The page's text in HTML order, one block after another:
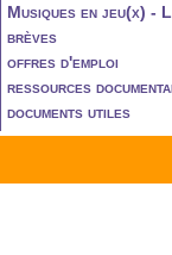
Musiques en jeu(x) -
brèves
offres d'emploi
ressources
documents utiles